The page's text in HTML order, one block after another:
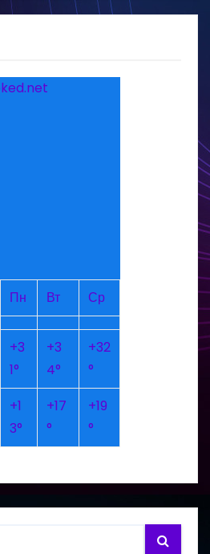
Пн Вт Ср
+3
1°
+3
4°
+32
°
+1
3°
+17
°
+19
°